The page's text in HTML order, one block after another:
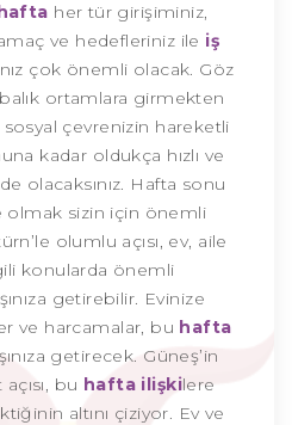
her tür girişiminiz,
ve hedefleriniz ile iş
çok önemli olacak. Göz
ortamlara girmekten
çevrenizin hareketli
kadar oldukça hızlı ve
olacaksınız. Hafta sonu
olmak sizin için önemli
olumlu açısı, ev, aile
konularda önemli
getirebilir. Evinize
ve harcamalar, bu hafta
getirecek. Güneş’in
bu hafta ilişkilere
altını çiziyor. Ev ve